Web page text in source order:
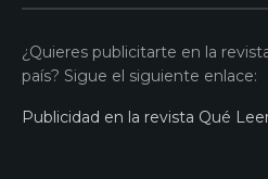
¿Quieres publicitarte en la
país? Sigue el siguiente enlace:
Publicidad en la revista Qué